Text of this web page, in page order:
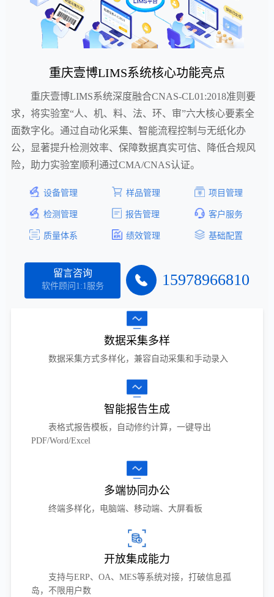
重庆壹博LIMS系统核心功能亮点
重庆壹博LIMS系统深度融合CNAS-CL01:2018准则要
求，将实验室“人、机、料、法、环、审”六大核心要素全
面数字化。通过自动化采集、智能流程控制与无纸化办
公，显著提升检测效率、保障数据真实可信、降低合规风
险，助力实验室顺利通过CMA/CNAS认证。
设备管理 样品管理 项目管理
检测管理 报告管理 客户服务
质量体系 绩效管理 基础配置
留言咨询
软件顾问1:1服务 15978966810
数据采集多样
数据采集方式多样化，兼容自动采集和手动录入
智能报告生成
表格式报告模板，自动修约计算，一键导出
PDF/Word/Excel
多端协同办公
终端多样化，电脑端、移动端、大屏看板
开放集成能力
支持与ERP、OA、MES等系统对接，打破信息孤
岛，不限用户数